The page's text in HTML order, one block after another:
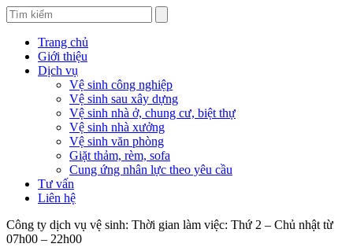
Trang chủ
Giới thiệu
Dịch vụ
Vệ sinh công nghiệp
Vệ sinh sau xây dựng
Vệ sinh nhà ở, chung cư, biệt thự
Vệ sinh nhà xưởng
Vệ sinh văn phòng
Giặt thảm, rèm, sofa
Cung ứng nhân lực theo yêu cầu
Tư vấn
Liên hệ
Công ty dịch vụ vệ sinh: Thời gian làm việc: Thứ 2 – Chủ nhật từ
07h00 – 22h00